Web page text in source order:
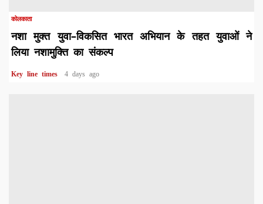
कोलकाता
नशा मुक्त युवा–विकसित भारत अभियान के तहत युवाओं ने
लिया नशामुक्ति का संकल्प
Key line times 4 days ago